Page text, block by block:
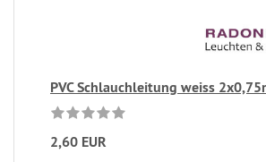
PVC Schlauchleitung weiss
2,60 EUR